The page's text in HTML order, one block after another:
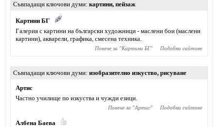
Съвпадащи ключови думи картини, пейзаж
Картини БГ
Галерия с картини на български художници - маслени бои (маслени
картини), акварели, графика, смесена техника.
Повече за "Картини БГ" Подобни сайтове
Съвпадащи ключови думи изобразително изкуство, рисуване
Артис
Частно училище по изкуства и чужди езици.
Повече за "Артис" Подобни сайтове
Албена Баева